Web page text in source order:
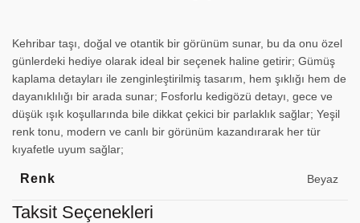
Kehribar taşı, doğal ve otantik bir görünüm sunar, bu da onu özel
günlerdeki hediye olarak ideal bir seçenek haline getirir; Gümüş
kaplama detayları ile zenginleştirilmiş tasarım, hem şıklığı hem de
dayanıklılığı bir arada sunar; Fosforlu kedigözü detayı, gece ve
düşük ışık koşullarında bile dikkat çekici bir parlaklık sağlar; Yeşil
renk tonu, modern ve canlı bir görünüm kazandırarak her tür
kıyafetle uyum sağlar;
Renk Beyaz
Taksit Seçenekleri